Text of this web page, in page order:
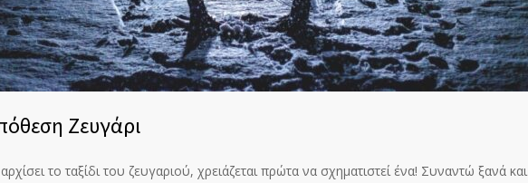
Ζευγάρι
αρχίσει το ταξίδι του ζευγαριού, χρειάζεται πρώτα να σχηματιστεί ένα! Συναντώ ξανά και